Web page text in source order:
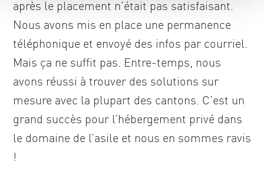
après le placement n’était pas satisfaisant.
Nous avons mis en place une permanence
téléphonique et envoyé des infos par courriel.
Mais ça ne suffit pas. Entre-temps, nous
avons réussi à trouver des solutions sur
mesure avec la plupart des cantons. C’est un
grand succès pour l’hébergement privé dans
le domaine de l’asile et nous en sommes ravis
!